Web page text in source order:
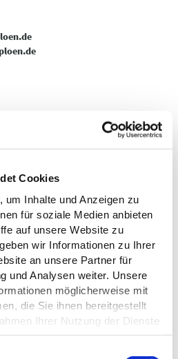
Cookies
um Inhalte und Anzeigen zu
für soziale Medien anbieten
auf unsere Website zu
wir Informationen zu Ihrer
an unsere Partner für
und Analysen weiter. Unsere
möglicherweise mit
die Sie ihnen bereitgestellt
Ihrer Nutzung der Dienste